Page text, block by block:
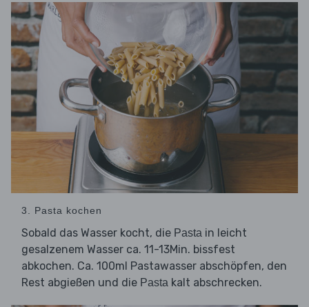
3. Pasta kochen
Sobald das Wasser kocht, die Pasta in leicht
gesalzenem Wasser ca. 11-13Min. bissfest
abkochen. Ca. 100ml Pastawasser abschöpfen, den
Rest abgießen und die Pasta kalt abschrecken.